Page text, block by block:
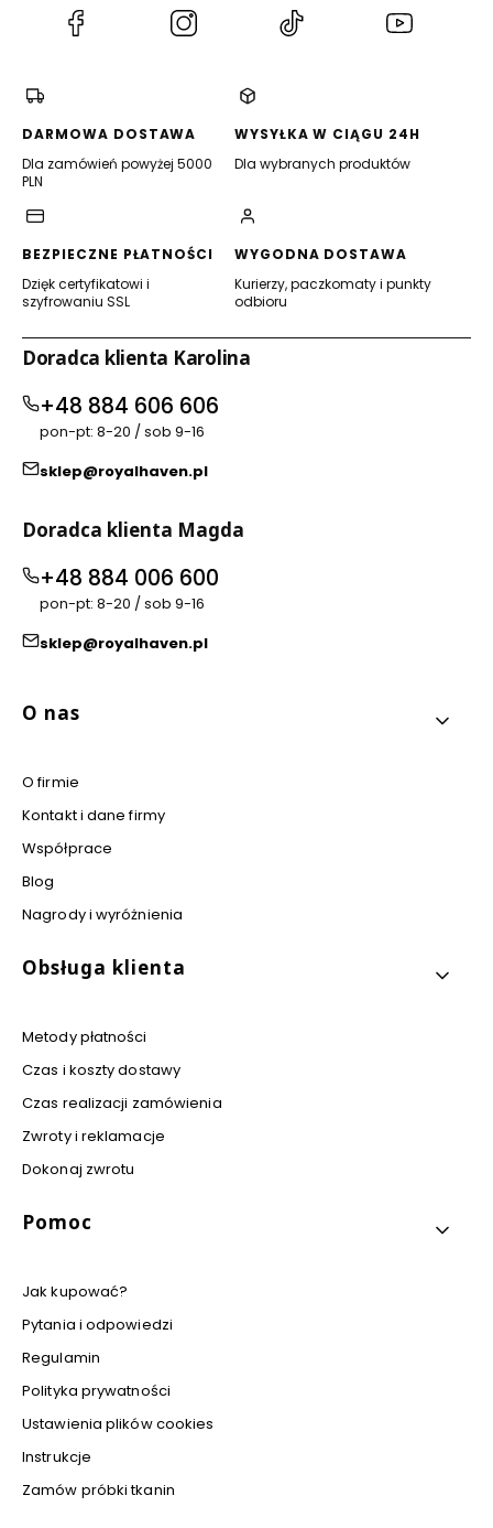
(Otwiera
nowej
(Otwiera
(Otwiera
DARMOWA DOSTAWA
Dla zamówień powyżej 5000
PLN
WYSYŁKA W CIĄGU 24H
Dla wybranych produktów
BEZPIECZNE PŁATNOŚCI
Dzięk certyfikatowi i
szyfrowaniu SSL
WYGODNA DOSTAWA
Kurierzy, paczkomaty i punkty
odbioru
Doradca klienta Karolina
+48 884 606 606
pon-pt: 8-20 / sob 9-16
sklep@royalhaven.pl
Doradca klienta Magda
+48 884 006 600
pon-pt: 8-20 / sob 9-16
sklep@royalhaven.pl
Linki w stopce
O nas
O firmie
Kontakt i dane firmy
Współprace
Blog
Nagrody i wyróżnienia
Obsługa klienta
Metody płatności
Czas i koszty dostawy
Czas realizacji zamówienia
Zwroty i reklamacje
Dokonaj zwrotu
Pomoc
Jak kupować?
Pytania i odpowiedzi
Regulamin
Polityka prywatności
Ustawienia plików cookies
Instrukcje
Zamów próbki tkanin